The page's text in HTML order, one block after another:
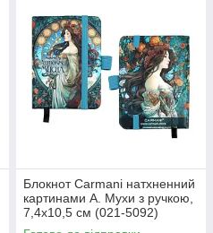
Блокнот Carmani натхненний
картинами А. Мухи з ручкою,
7,4х10,5 см (021-5092)